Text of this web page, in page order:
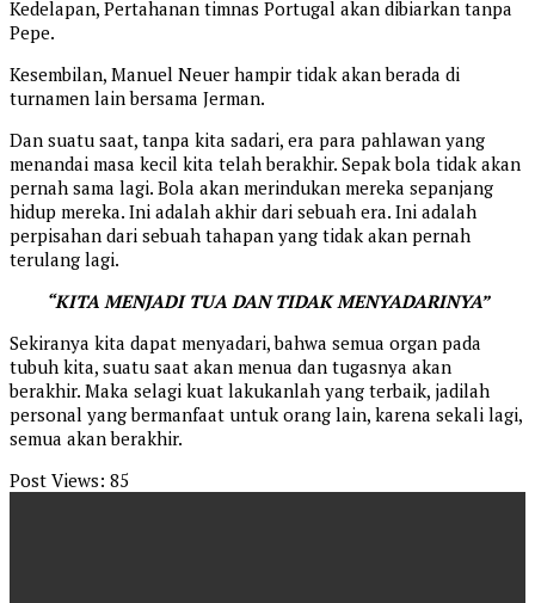
Kedelapan, Pertahanan timnas Portugal akan dibiarkan tanpa
Pepe.
Kesembilan, Manuel Neuer hampir tidak akan berada di
turnamen lain bersama Jerman.
Dan suatu saat, tanpa kita sadari, era para pahlawan yang
menandai masa kecil kita telah berakhir. Sepak bola tidak akan
pernah sama lagi. Bola akan merindukan mereka sepanjang
hidup mereka. Ini adalah akhir dari sebuah era. Ini adalah
perpisahan dari sebuah tahapan yang tidak akan pernah
terulang lagi.
“KITA MENJADI TUA DAN TIDAK MENYADARINYA”
Sekiranya kita dapat menyadari, bahwa semua organ pada
tubuh kita, suatu saat akan menua dan tugasnya akan
berakhir. Maka selagi kuat lakukanlah yang terbaik, jadilah
personal yang bermanfaat untuk orang lain, karena sekali lagi,
semua akan berakhir.
Post Views: 85